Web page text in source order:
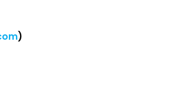
)